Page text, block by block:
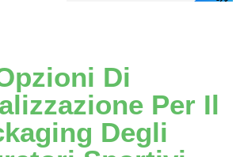
Di
Per Il
Degli